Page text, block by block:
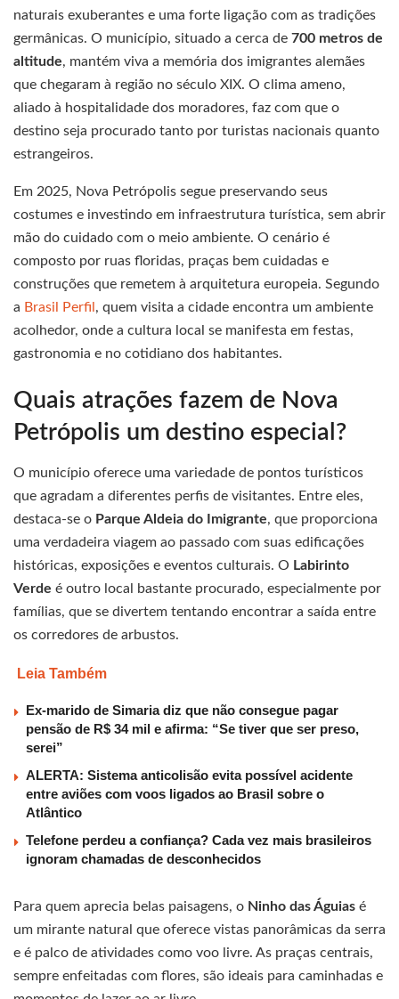
naturais exuberantes e uma forte ligação com as tradições
germânicas. O município, situado a cerca de 700 metros de
altitude, mantém viva a memória dos imigrantes alemães
que chegaram à região no século XIX. O clima ameno,
aliado à hospitalidade dos moradores, faz com que o
destino seja procurado tanto por turistas nacionais quanto
estrangeiros.
Em 2025, Nova Petrópolis segue preservando seus
costumes e investindo em infraestrutura turística, sem abrir
mão do cuidado com o meio ambiente. O cenário é
composto por ruas floridas, praças bem cuidadas e
construções que remetem à arquitetura europeia. Segundo
a Brasil Perfil , quem visita a cidade encontra um ambiente
acolhedor, onde a cultura local se manifesta em festas,
gastronomia e no cotidiano dos habitantes.
Quais atrações fazem de Nova
Petrópolis um destino especial?
O município oferece uma variedade de pontos turísticos
que agradam a diferentes perfis de visitantes. Entre eles,
destaca-se o Parque Aldeia do Imigrante, que proporciona
uma verdadeira viagem ao passado com suas edificações
históricas, exposições e eventos culturais. O Labirinto
Verde é outro local bastante procurado, especialmente por
famílias, que se divertem tentando encontrar a saída entre
os corredores de arbustos.
Leia Também
Ex-marido de Simaria diz que não consegue pagar
pensão de R$ 34 mil e afirma: “Se tiver que ser preso,
serei”
ALERTA: Sistema anticolisão evita possível acidente
entre aviões com voos ligados ao Brasil sobre o
Atlântico
Telefone perdeu a confiança? Cada vez mais brasileiros
ignoram chamadas de desconhecidos
Para quem aprecia belas paisagens, o Ninho das Águias é
um mirante natural que oferece vistas panorâmicas da serra
e é palco de atividades como voo livre. As praças centrais,
sempre enfeitadas com flores, são ideais para caminhadas e